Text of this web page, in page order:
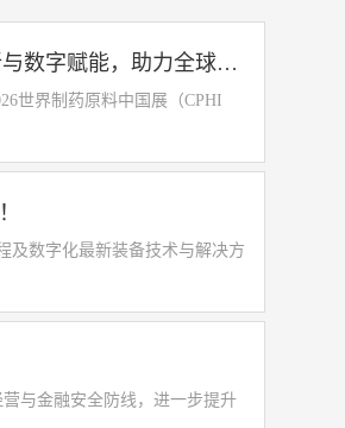
粒、颗粒与粉体及添
混合
备、细胞破壁 适用于物料外
CPHI 2026展会回顾 l 万申智能：以工艺创新与数字赋能，助力全球药企智造升级
世界制药原料中国展（CPHI
及数字化最新装备技术与解决方
与金融安全防线，进一步提升